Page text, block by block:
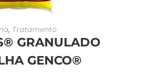
MAIS
Tratamento
GRANULADO
GENCO®